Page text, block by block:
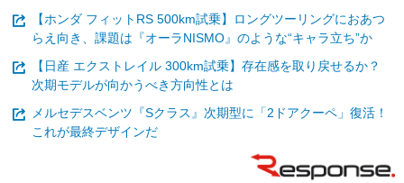
【ホンダ フィットRS 500km試乗】ロングツーリングにおあつ
らえ向き、課題は『オーラNISMO』のような“キャラ立ち”か
【日産 エクストレイル 300km試乗】存在感を取り戻せるか？
次期モデルが向かうべき方向性とは
メルセデスベンツ『Sクラス』次期型に「2ドアクーペ」復活！
これが最終デザインだ